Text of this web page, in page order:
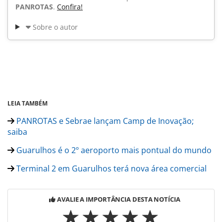
PANROTAS. Confira!
Sobre o autor
LEIA TAMBÉM
PANROTAS e Sebrae lançam Camp de Inovação;
saiba
Guarulhos é o 2º aeroporto mais pontual do mundo
Terminal 2 em Guarulhos terá nova área comercial
AVALIE A IMPORTÂNCIA DESTA NOTÍCIA